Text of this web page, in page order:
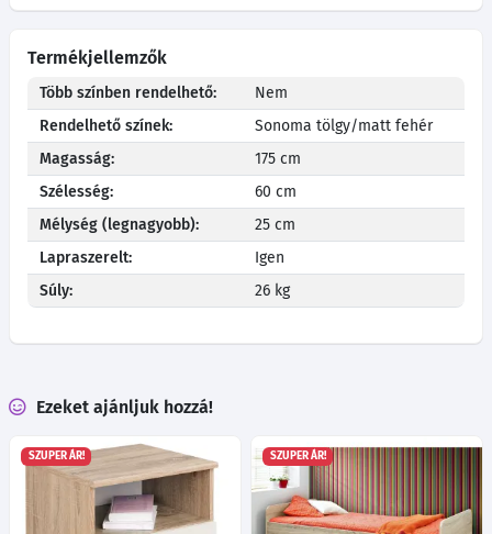
Termékjellemzők
Több színben rendelhető:
Nem
Rendelhető színek:
Sonoma tölgy/matt fehér
Magasság:
175 cm
Szélesség:
60 cm
Mélység (legnagyobb):
25 cm
Lapraszerelt:
Igen
Súly:
26 kg
Ezeket ajánljuk hozzá!
SZUPER ÁR! SZUPER ÁR!